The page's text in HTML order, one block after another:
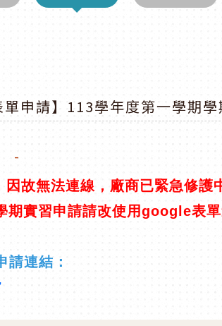
申請】113學年度第一學期
故無法連線，廠商已緊急修護
期實習申請請改使用google表
連結：